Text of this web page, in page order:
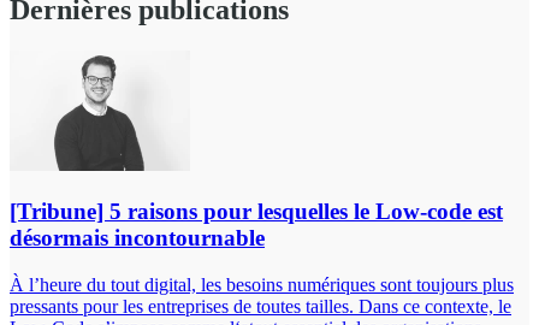
Dernières publications
[Tribune] 5 raisons pour lesquelles le Low-code est
désormais incontournable
À l’heure du tout digital, les besoins numériques sont toujours plus
pressants pour les entreprises de toutes tailles. Dans ce contexte, le